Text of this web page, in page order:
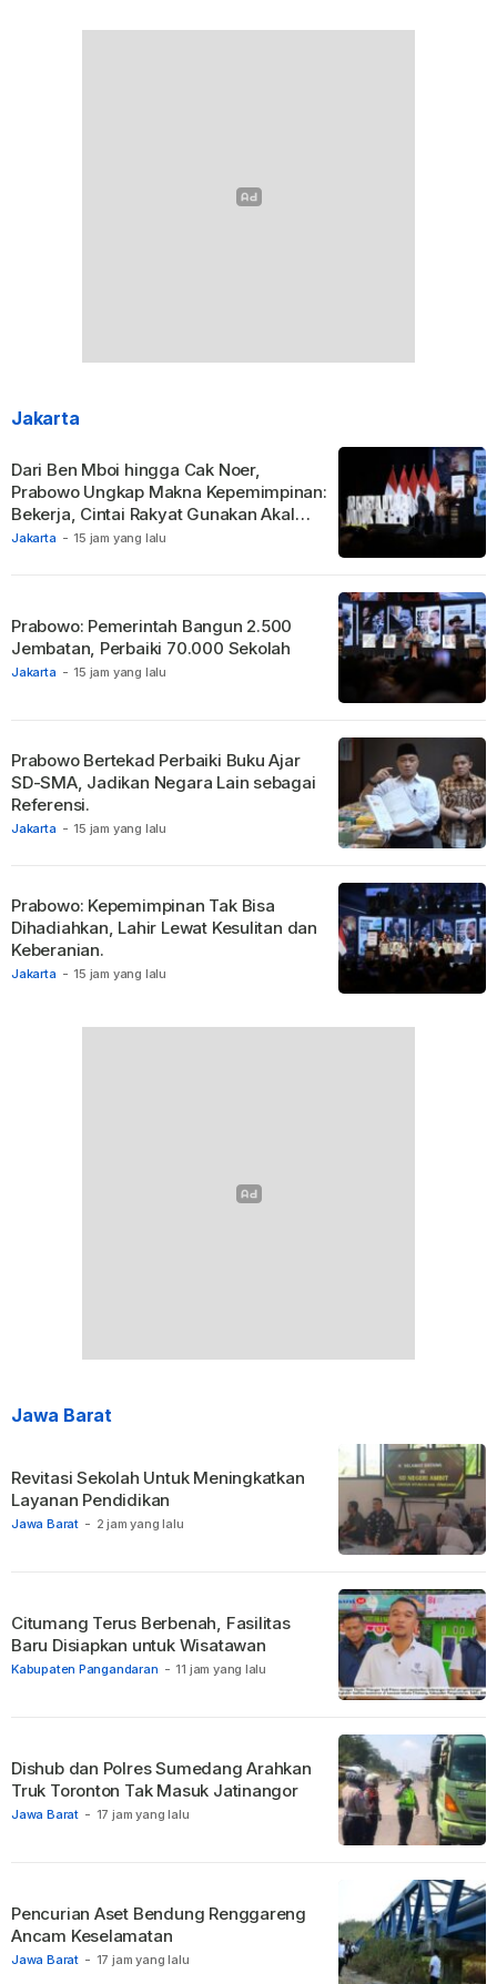
Jakarta
Jakarta - 15 jam yang lalu
Dari Ben Mboi hingga Cak Noer,
Prabowo Ungkap Makna Kepemimpinan:
Bekerja, Cintai Rakyat Gunakan Akal
Sehat.
Jakarta - 15 jam yang lalu
Prabowo: Pemerintah Bangun 2.500
Jembatan, Perbaiki 70.000 Sekolah
Jakarta - 15 jam yang lalu
Prabowo Bertekad Perbaiki Buku Ajar
SD-SMA, Jadikan Negara Lain sebagai
Referensi.
Jakarta - 15 jam yang lalu
Prabowo: Kepemimpinan Tak Bisa
Dihadiahkan, Lahir Lewat Kesulitan dan
Keberanian.
Jawa Barat
Jawa Barat - 2 jam yang lalu
Revitasi Sekolah Untuk Meningkatkan
Layanan Pendidikan
Kabupaten Pangandaran - 11 jam yang lalu
Citumang Terus Berbenah, Fasilitas
Baru Disiapkan untuk Wisatawan
Jawa Barat - 17 jam yang lalu
Dishub dan Polres Sumedang Arahkan
Truk Toronton Tak Masuk Jatinangor
Jawa Barat - 17 jam yang lalu
Pencurian Aset Bendung Renggareng
Ancam Keselamatan